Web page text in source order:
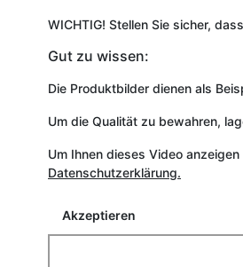
WICHTIG! Stellen Sie sicher,
Gut zu wissen:
Die Produktbilder dienen als
Um die Qualität zu bewahren,
Um Ihnen dieses Video
Datenschutzerklärung.
Akzeptieren